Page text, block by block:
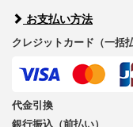
お支払い方法
クレジットカード（一括払
代金引換
銀行振込（前払い）